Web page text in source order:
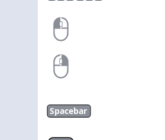
Spacebar